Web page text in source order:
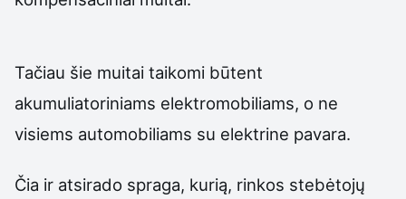
Tačiau šie muitai taikomi būtent
akumuliatoriniams elektromobiliams, o ne
visiems automobiliams su elektrine pavara.
Čia ir atsirado spraga, kurią, rinkos stebėtojų